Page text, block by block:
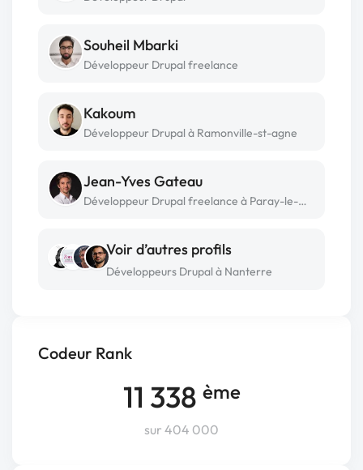
Codeur Rank
11 338 ème
sur 404 000
Souheil Mbarki
Développeur Drupal freelance
Kakoum
Développeur Drupal à Ramonville-st-agne
Jean-Yves Gateau
Développeur Drupal freelance à Paray-le-monial
Voir d’autres profils
Développeurs Drupal à Nanterre